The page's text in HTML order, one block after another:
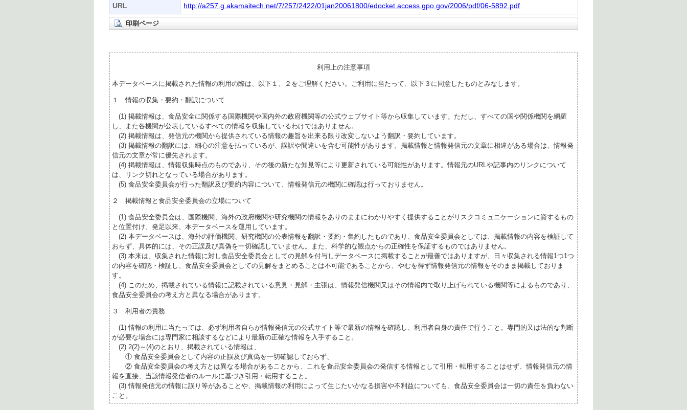
URL http://a257.g.akamaitech.net/7/257/2422/01jan20061800/edocket.access.gpo.gov/2006/pdf/06-5892.pdf
印刷ページ
利用上の注意事項
本データベースに掲載された情報の利用の際は、以下１、２をご理解ください。ご利用に当たって、以下３に同意したものとみなします。
１ 情報の収集・要約・翻訳について
(1) 掲載情報は、食品安全に関係する国際機関や国内外の政府機関等の公式ウェブサイト等から収集しています。ただし、すべての国や関係機関を網羅
し、また各機関が公表しているすべての情報を収集しているわけではありません。
(2) 掲載情報は、発信元の機関から提供されている情報の趣旨を出来る限り改変しないよう翻訳・要約しています。
(3) 掲載情報の翻訳には、細心の注意を払っているが、誤訳や間違いを含む可能性があります。掲載情報と情報発信元の文章に相違がある場合は、情報発
信元の文章が常に優先されます。
(4) 掲載情報は、情報収集時点のものであり、その後の新たな知見等により更新されている可能性があります。情報元のURLや記事内のリンクについて
は、リンク切れとなっている場合があります。
(5) 食品安全委員会が行った翻訳及び要約内容について、情報発信元の機関に確認は行っておりません。
２ 掲載情報と食品安全委員会の立場について
(1) 食品安全委員会は、国際機関、海外の政府機関や研究機関の情報をありのままにわかりやすく提供することがリスクコミュニケーションに資するもの
と位置付け、発足以来、本データベースを運用しています。
(2) 本データベースは、海外の評価機関、研究機関の公表情報を翻訳・要約・集約したものであり、食品安全委員会としては、掲載情報の内容を検証して
おらず、具体的には、その正誤及び真偽を一切確認していません。また、科学的な観点からの正確性を保証するものではありません。
(3) 本来は、収集された情報に対し食品安全委員会としての見解を付与しデータベースに掲載することが最善ではありますが、日々収集される情報1つ1つ
の内容を確認・検証し、食品安全委員会としての見解をまとめることは不可能であることから、やむを得ず情報発信元の情報をそのまま掲載しておりま
す。
(4) このため、掲載されている情報に記載されている意見・見解・主張は、情報発信機関又はその情報内で取り上げられている機関等によるものであり、
食品安全委員会の考え方と異なる場合があります。
３ 利用者の責務
(1) 情報の利用に当たっては、必ず利用者自らが情報発信元の公式サイト等で最新の情報を確認し、利用者自身の責任で行うこと。専門的又は法的な判断
が必要な場合には専門家に相談するなどにより最新の正確な情報を入手すること。
(2) 2(2)～(4)のとおり、掲載されている情報は、
① 食品安全委員会として内容の正誤及び真偽を一切確認しておらず、
② 食品安全委員会の考え方とは異なる場合があることから、これを食品安全委員会の発信する情報として引用・転用することはせず、情報発信元の情
報を直接、当該情報発信者のルールに基づき引用・転用すること。
(3) 情報発信元の情報に誤り等があることや、掲載情報の利用によって生じたいかなる損害や不利益についても、食品安全委員会は一切の責任を負わない
こと。